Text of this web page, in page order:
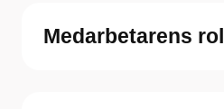
Medarbetarens roll